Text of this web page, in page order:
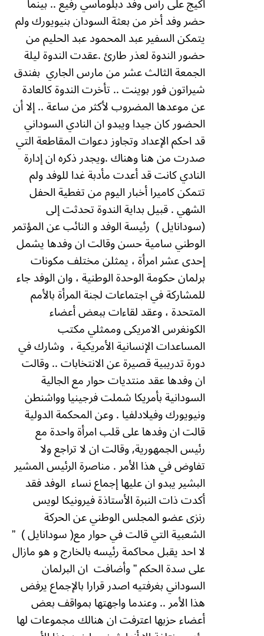
حضر وفد أخر من بعثة السودان بنيويورك ولم
يتمكن السفير عبد المحمود عبد الحليم من
حضور الندوة لعذر طارئ .عقدت الندوة ليلة
الجمعة الثالث عشر من مارس الجاري بفندق
شيراتون فور بوينت .. تأخرت الندوة كالعادة
عن موعدها المضروب لأكثر من ساعة .. إلا أن
الحضور كان جيدا ويبدو ان النادي السوداني
قد احكم الإعداد وتجاوز دعوات المقاطعة التي
صدرت من هنا وهناك .ويجدر ذكره ان إدارة
النادي كانت قد أعدت مأدبة غدا للوفد ولم
تتمكن كاميرا أخبار اليوم من تغطية الحفل
الشهي .قبيل بداية الندوة تحدثت إلى
(سودانايل ) رئيسة الوفد و النائب عن المؤتمر
الوطني سامية حسن وقالت ان وفدها يشمل
إحدى عشر امرأة ، يمثلن مختلف مكونات
برلمان حكومة الوحدة الوطنية ، وان الوفد جاء
للمشاركة في اجتماعات لجنة المرأة بالأمم
المتحدة ، وعقد لقاءات ببعض أعضاء
الكونغرس الامريكى وممثلي مكتب
المساعدات الإنسانية الأمريكية ، وشارك في
دورة تدريبية قصيرة عن الانتخابات .. وقالت
ان وفدها عقد منتديات حوار مع الجالية
السودانية بأمريكا شملت فرجينيا وواشنطن
ونيويورك وفيلادلفيا . وعن المحكمة الدولية
قالت ان وفدها على قلب امرأة واحدة مع
رئيس الجمهورية, وقالت ان لا تراجع ولا
تفاوض في هذا الأمر .مناصرة الرئيس المشير
البشير يبدو ان عليها إجماع نساء الوفد فقد
أكدت ذات النبرة الأستاذة فيرونيكا لويس
رنزى عضو المجلس الوطني عن الحركة
الشعبية التي قالت في حوار مع( سودانايل ) ”
لا احد يقبل محاكمة رئيسه بالخارج و هو مازال
على سدة الحكم ” وأضافت ان البرلمان
السوداني بغرفتيه اصدر قرارا بالإجماع يرفض
هذا الأمر .. وعندما واجهتها بمواقف بعض
أعضاء حزبها اعترفت ان هنالك مجموعات لها